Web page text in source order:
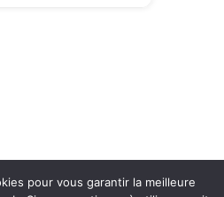
pour vous garantir la meilleure